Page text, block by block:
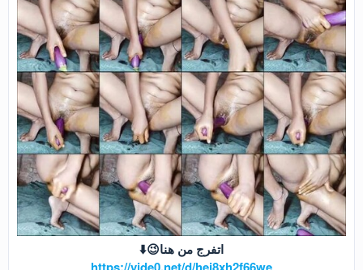
اتفرج من هنا😉⬇️